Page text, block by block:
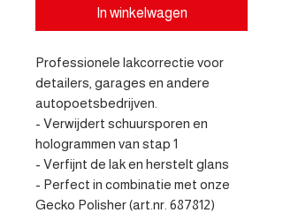
In winkelwagen
Professionele lakcorrectie voor
detailers, garages en andere
autopoetsbedrijven.
- Verwijdert schuursporen en
hologrammen van stap 1
- Verfijnt de lak en herstelt glans
- Perfect in combinatie met onze
Gecko Polisher (art.nr. 687812)